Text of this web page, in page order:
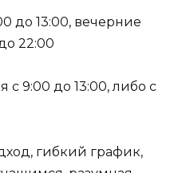
до 13:00, вечерние
22:00
с 9:00 до 13:00, либо с
гибкий график,